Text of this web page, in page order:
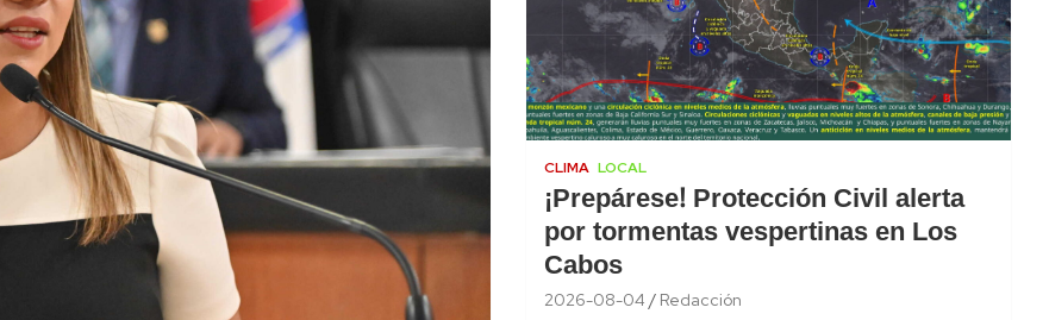
CLIMA LOCAL
¡Prepárese! Protección Civil alerta
por tormentas vespertinas en Los
Cabos
2026-08-04 Redacción